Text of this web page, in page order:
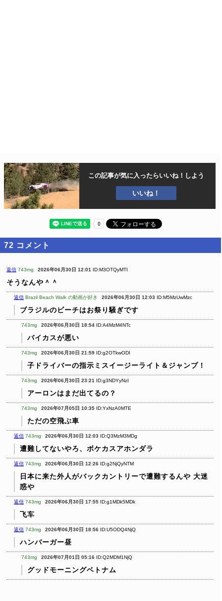
この記事が気に入ったらいいね！しよう
いいね！
72 コメント
返信 743mg 2026年06月30日 12:01 ID:M3OTQyMTI
そうなんや＾＾
返信 Brazil Beach Walk の動画が好き 2026年06月30日 12:03 ID:M5MzUwMzc
ブラジルのビーチはお祭り騒ぎです
743mg 2026年06月30日 18:54 ID:A4MzM4NTc
バイカスが悪い
743mg 2026年06月30日 21:59 ID:g2OTkwODI
子ドライバーの指示ミスイージーライト＆ジャンプ！
743mg 2026年06月30日 23:21 ID:g3NDYyNzI
アーロンはまだ出てるの？
743mg 2026年07月05日 10:35 ID:YxNzA0MTE
ただの空飛ぶ車
返信 743mg 2026年06月30日 12:03 ID:Q3MzM3MDg
遭難してないやろ、ボケカスアホンダラ
返信 743mg 2026年06月30日 12:26 ID:g2NjQyNTM
日本に来た外人がバックカントリーで遭難するんや 大迷
惑や
返信 743mg 2026年06月30日 17:55 ID:g1MDk5MDk
飞车
返信 743mg 2026年06月30日 18:56 ID:U5ODQ4NjQ
ハンバーガー昼
743mg 2026年07月01日 05:16 ID:Q2MDM1NjQ
グッドモーニングベトナム